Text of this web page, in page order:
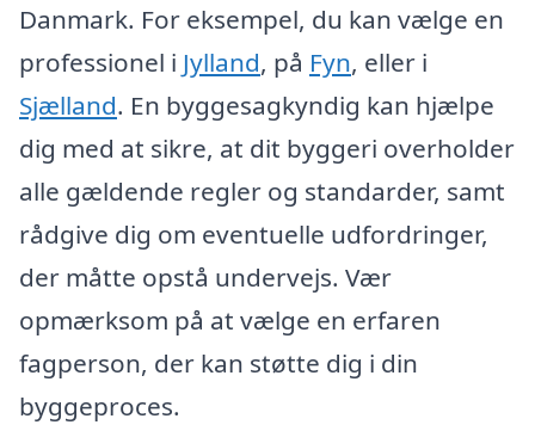
Danmark. For eksempel, du kan vælge en
professionel i Jylland, på Fyn, eller i
Sjælland. En byggesagkyndig kan hjælpe
dig med at sikre, at dit byggeri overholder
alle gældende regler og standarder, samt
rådgive dig om eventuelle udfordringer,
der måtte opstå undervejs. Vær
opmærksom på at vælge en erfaren
fagperson, der kan støtte dig i din
byggeproces.